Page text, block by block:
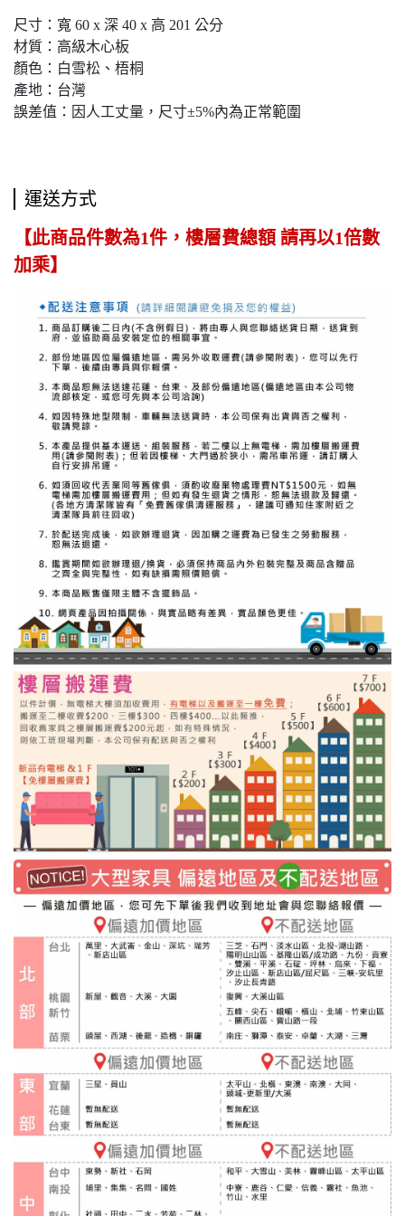
尺寸：寬 60 x 深 40 x 高 201 公分
材質：高級木心板
顏色：白雪松、梧桐
產地：台灣
誤差值：因人工丈量，尺寸±5%內為正常範圍
運送方式
【此商品件數為1件，樓層費總額 請再以1倍數
加乘】